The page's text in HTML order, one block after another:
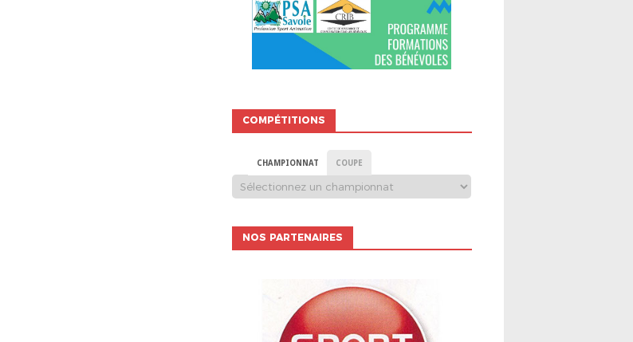
COMPÉTITIONS
CHAMPIONNAT COUPE
NOS PARTENAIRES